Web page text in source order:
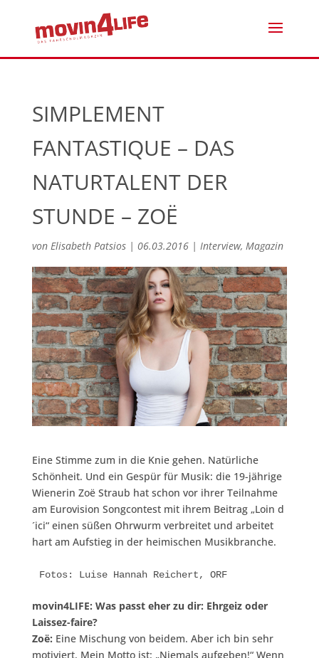
SIMPLEMENT
FANTASTIQUE – DAS
NATURTALENT DER
STUNDE – ZOË
von Elisabeth Patsios| 06.03.2016| Interview, Magazin
Eine Stimme zum in die Knie gehen. Natürliche
Schönheit. Und ein Gespür für Musik: die 19-jährige
Wienerin Zoë Straub hat schon vor ihrer Teilnahme
am Eurovision Songcontest mit ihrem Beitrag „Loin d
´ici“ einen süßen Ohrwurm verbreitet und arbeitet
hart am Aufstieg in der heimischen Musikbranche.
Fotos: Luise Hannah Reichert, ORF
movin4LIFE: Was passt eher zu dir: Ehrgeiz oder
Laissez-faire?
Zoë: Eine Mischung von beidem. Aber ich bin sehr
motiviert. Mein Motto ist: „Niemals aufgeben!“ Wenn